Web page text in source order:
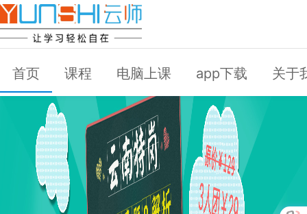
首页 课程 电脑上课 app下载 关于